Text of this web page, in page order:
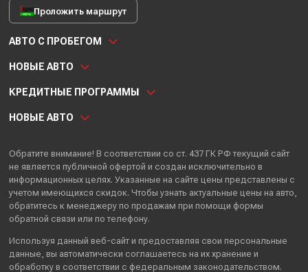
Проложить маршрут
АВТО С ПРОБЕГОМ
НОВЫЕ АВТО
КРЕДИТНЫЕ ПРОГРАММЫ
НОВЫЕ АВТО
Обратите внимание! В соответствии со ст. 437 ГК РФ текущий сайт
не является публичной офертой и создан исключительно в
информационных целях. Указанные на сайте цены представлены с
учетом имеющихся скидок. Чтобы узнать актуальные цены на авто,
обратитесь к менеджеру по продажам при помощи формы
обратной связи или по телефону.
Используя данный веб-сайт и предоставляя свои персональные
данные , вы автоматически соглашаетесь на их хранение и
обработку в соответствии с федеральным законодательством.